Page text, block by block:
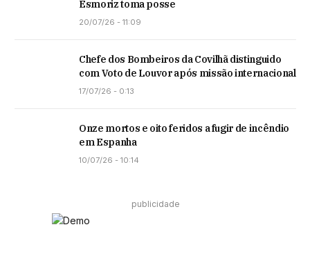
Esmoriz toma posse
20/07/26 - 11:09
Chefe dos Bombeiros da Covilhã distinguido
com Voto de Louvor após missão internacional
17/07/26 - 0:13
Onze mortos e oito feridos a fugir de incêndio
em Espanha
10/07/26 - 10:14
publicidade